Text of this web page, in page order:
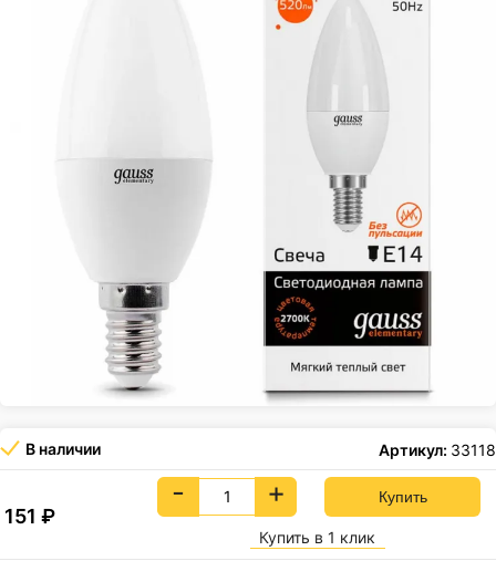
В наличии Артикул: 33118
151₽
- +
Купить в 1 клик